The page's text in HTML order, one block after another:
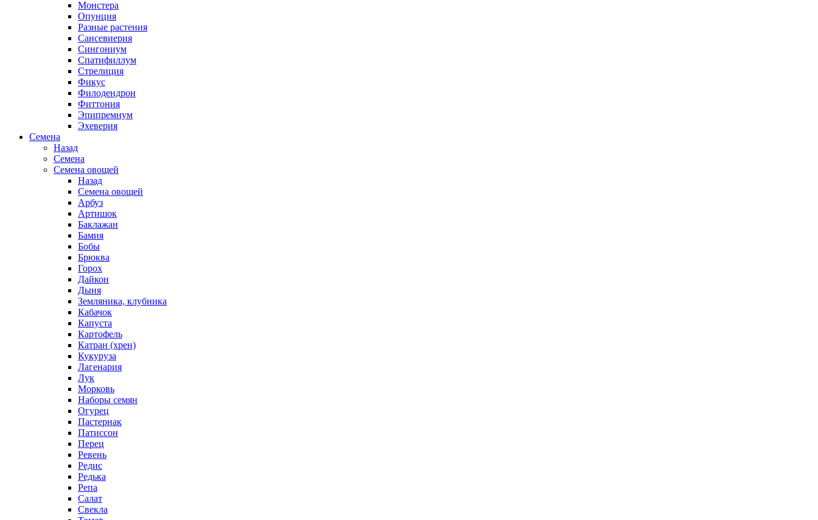
Монстера
Опунция
Разные растения
Сансевиерия
Сингониум
Спатифиллум
Стрелиция
Фикус
Филодендрон
Фиттония
Эпипремнум
Эхеверия
Семена
Назад
Семена
Семена овощей
Назад
Семена овощей
Арбуз
Артишок
Баклажан
Бамия
Бобы
Брюква
Горох
Дайкон
Дыня
Земляника, клубника
Кабачок
Капуста
Картофель
Катран (хрен)
Кукуруза
Лагенария
Лук
Морковь
Наборы семян
Огурец
Пастернак
Патиссон
Перец
Ревень
Редис
Редька
Репа
Салат
Свекла